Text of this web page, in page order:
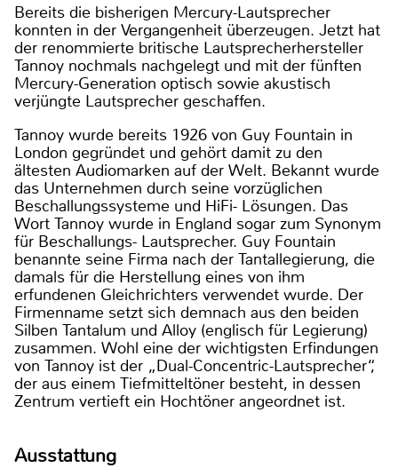
Bereits die bisherigen Mercury-Lautsprecher
konnten in der Vergangenheit überzeugen. Jetzt hat
der renommierte britische Lautsprecherhersteller
Tannoy nochmals nachgelegt und mit der fünften
Mercury-Generation optisch sowie akustisch
verjüngte Lautsprecher geschaffen.
Tannoy wurde bereits 1926 von Guy Fountain in
London gegründet und gehört damit zu den
ältesten Audiomarken auf der Welt. Bekannt wurde
das Unternehmen durch seine vorzüglichen
Beschallungssysteme und HiFi- Lösungen. Das
Wort Tannoy wurde in England sogar zum Synonym
für Beschallungs- Lautsprecher. Guy Fountain
benannte seine Firma nach der Tantallegierung, die
damals für die Herstellung eines von ihm
erfundenen Gleichrichters verwendet wurde. Der
Firmenname setzt sich demnach aus den beiden
Silben Tantalum und Alloy (englisch für Legierung)
zusammen. Wohl eine der wichtigsten Erfindungen
von Tannoy ist der „Dual-Concentric-Lautsprecher“,
der aus einem Tiefmitteltöner besteht, in dessen
Zentrum vertieft ein Hochtöner angeordnet ist.
Ausstattung